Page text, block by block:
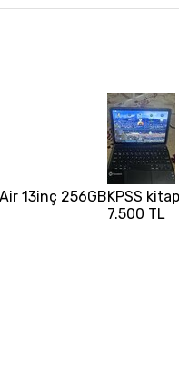
13inç 256GBKPSS
7.500 TL